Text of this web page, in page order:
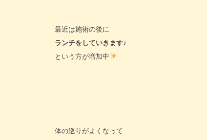
最近は施術の後に
ランチをしていきます♪
という方が増加中
体の巡りがよくなって